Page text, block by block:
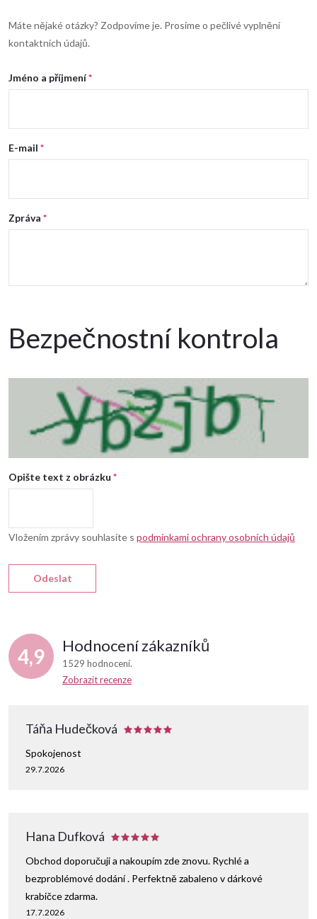
Máte nějaké otázky? Zodpovíme je. Prosíme o pečlivé vyplnění
kontaktních údajů.
Jméno a příjmení
E-mail
Zpráva
Bezpečnostní kontrola
Opište text z obrázku
Vložením zprávy souhlasíte s podmínkami ochrany osobních údajů
Odeslat
4,9 Hodnocení zákazníků
1529 hodnocení
Zobrazit recenze
Táňa Hudečková
29.7.2026
Spokojenost
Hana Dufková
17.7.2026
Obchod doporučuji a nakoupím zde znovu. Rychlé a
bezproblémové dodání . Perfektně zabaleno v dárkové
krabičce zdarma.